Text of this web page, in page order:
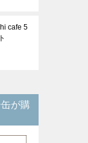
cafe 5
が購